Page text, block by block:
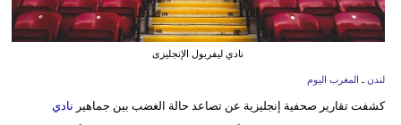
المغربي
نادي ليفربول الإنجليزى
لندن ـ المغرب اليوم
كشفت تقارير صحفية إنجليزية عن تصاعد حالة الغضب بين جماهير نادي